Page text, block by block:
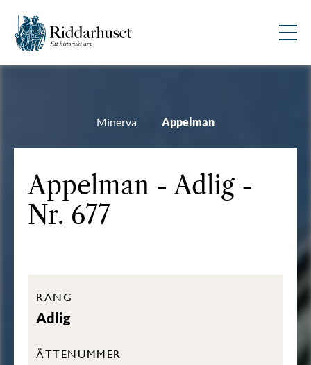
Minerva Appelman
Appelman - Adlig -
Nr. 677
RANG
Adlig
ÄTTENUMMER